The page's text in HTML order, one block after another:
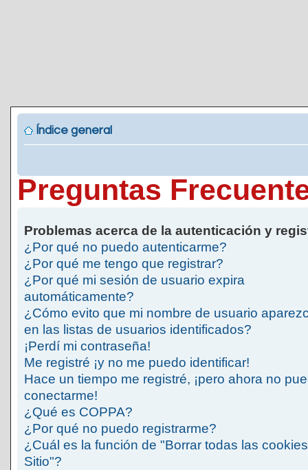
Índice general
Preguntas
Problemas acerca de la autenticación y
¿Por qué no puedo autenticarme?
¿Por qué me tengo que registrar?
¿Por qué mi sesión de usuario expira
automáticamente?
¿Cómo evito que mi nombre de usuario
en las listas de usuarios identificados?
¡Perdí mi contraseña!
Me registré ¡y no me puedo identificar!
Hace un tiempo me registré, ¡pero ahora no
conectarme!
¿Qué es COPPA?
¿Por qué no puedo registrarme?
¿Cuál es la función de "Borrar todas las
Sitio"?